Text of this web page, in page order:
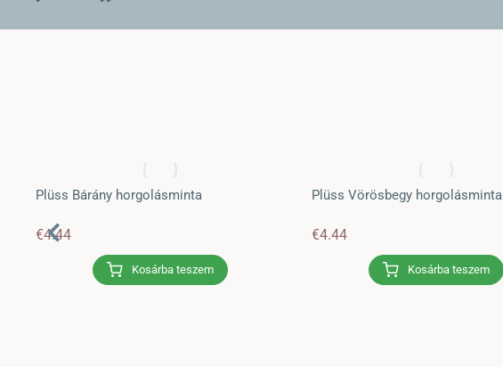
Plüss Bárány horgolásminta
€4.44
Kosárba teszem
Plüss Vörösbegy horgolásminta
€4.44
Kosárba teszem